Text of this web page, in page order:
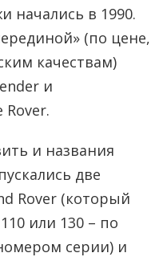
начались в 1990.
(по цене,
качествам)
и
и названия
две
Rover (который
или 130 – по
серии) и